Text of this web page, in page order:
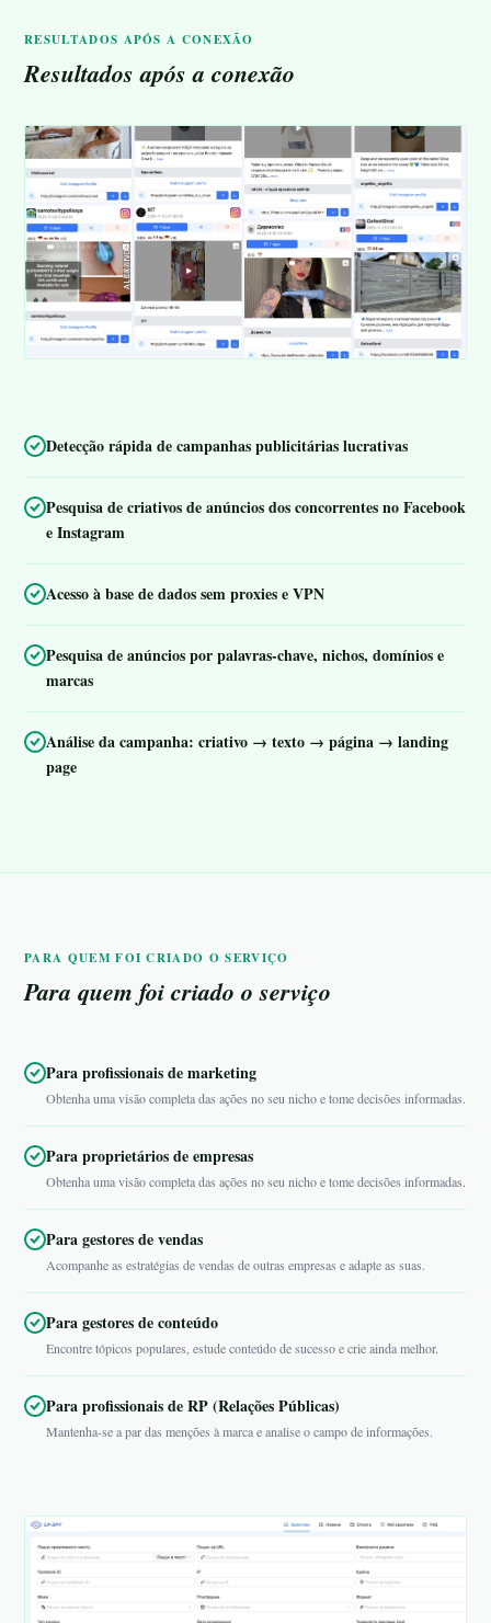
RESULTADOS APÓS A CONEXÃO
Resultados após a conexão
Detecção rápida de campanhas publicitárias lucrativas
Pesquisa de criativos de anúncios dos concorrentes no Facebook
e Instagram
Acesso à base de dados sem proxies e VPN
Pesquisa de anúncios por palavras-chave, nichos, domínios e
marcas
Análise da campanha: criativo → texto → página → landing
page
PARA QUEM FOI CRIADO O SERVIÇO
Para quem foi criado o serviço
Para profissionais de marketing
Obtenha uma visão completa das ações no seu nicho e tome decisões informadas.
Para proprietários de empresas
Obtenha uma visão completa das ações no seu nicho e tome decisões informadas.
Para gestores de vendas
Acompanhe as estratégias de vendas de outras empresas e adapte as suas.
Para gestores de conteúdo
Encontre tópicos populares, estude conteúdo de sucesso e crie ainda melhor.
Para profissionais de RP (Relações Públicas)
Mantenha-se a par das menções à marca e analise o campo de informações.